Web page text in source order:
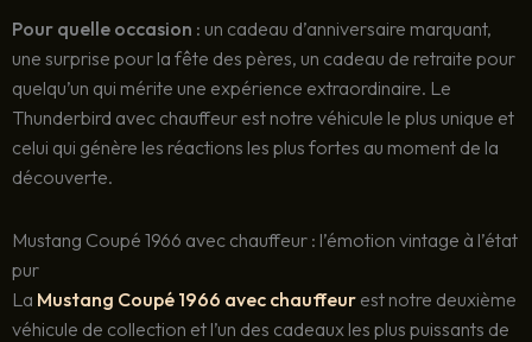
Pour quelle occasion : un cadeau d’anniversaire marquant,
une surprise pour la fête des pères, un cadeau de retraite pour
quelqu’un qui mérite une expérience extraordinaire. Le
Thunderbird avec chauffeur est notre véhicule le plus unique et
celui qui génère les réactions les plus fortes au moment de la
découverte.
Mustang Coupé 1966 avec chauffeur : l’émotion vintage à l’état
pur
La Mustang Coupé 1966 avec chauffeur est notre deuxième
véhicule de collection et l’un des cadeaux les plus puissants de